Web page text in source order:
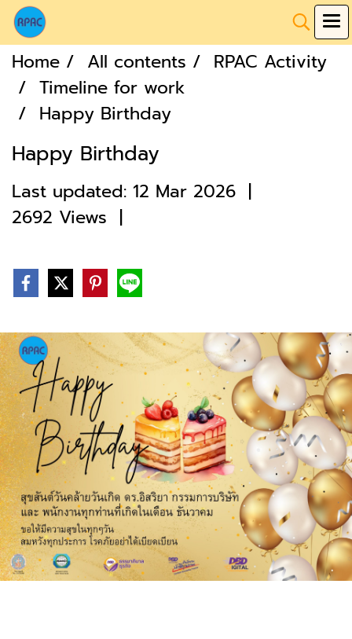
Home All contents
RPAC Activity
Timeline for work
Happy Birthday
Happy Birthday
Last updated: 12 Mar 2026 |
2692 Views |